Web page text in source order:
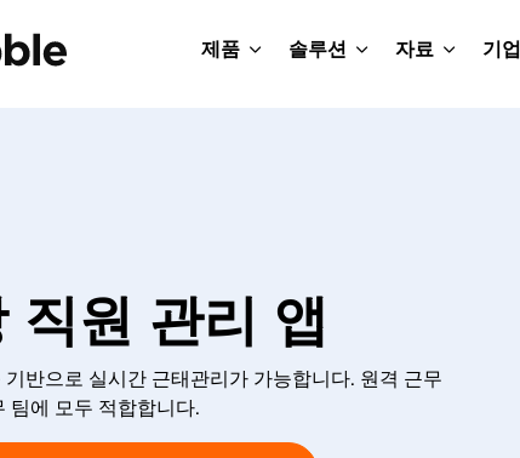
제품 솔루션 자료 기업
직원 관리 앱
기반으로 실시간 근태관리가 가능합니다. 원격 근무
팀에 모두 적합합니다.